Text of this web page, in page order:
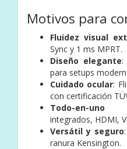
Motivos para
Fluidez visual
Sync y 1 ms MPRT.
Diseño elegante:
para setups
Cuidado ocular:
con certificación
Todo-en-uno
integrados, HDMI,
Versátil y seguro
ranura Kensington.